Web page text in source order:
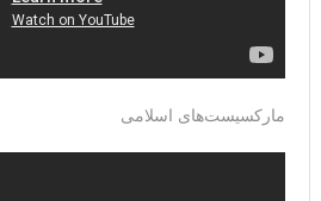
مارکسیست‌های اسلامی